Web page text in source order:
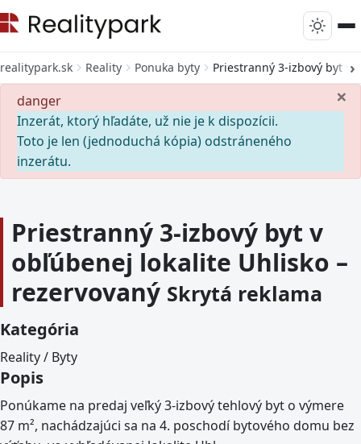
realitypark.sk Reality Ponuka byty Priestranný 3-izbový byt v
×
danger
Inzerát, ktorý hľadáte, už nie je k dispozícii.
Toto je len (jednoduchá kópia) odstráneného
inzerátu.
Priestranný 3-izbový byt v
obľúbenej lokalite Uhlisko –
rezervovaný Skrytá reklama
Kategória
Reality / Byty
Popis
Ponúkame na predaj veľký 3-izbový tehlový byt o výmere
87 m², nachádzajúci sa na 4. poschodí bytového domu bez